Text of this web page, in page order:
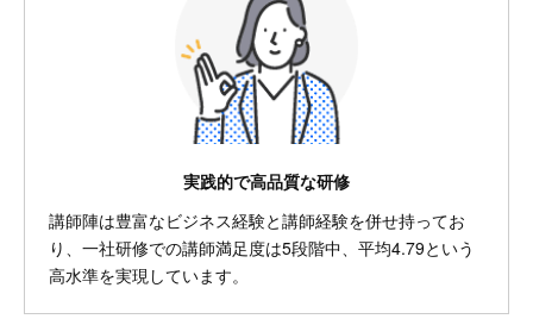
実践的で高品質な研修
講師陣は豊富なビジネス経験と講師経験を併せ持ってお
り、一社研修での講師満足度は5段階中、平均4.79という
高水準を実現しています。